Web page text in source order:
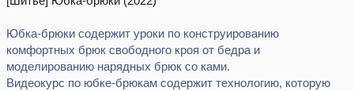
Юбка-брюки содержит уроки по конструированию
комфортных брюк свободного кроя от бедра и
моделированию нарядных брюк со ками.
Видеокурс по юбке-брюкам содержит технологию, которую